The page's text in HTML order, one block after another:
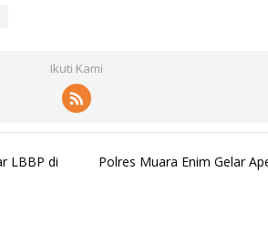
Ikuti Kami
LBBP di
Polres Muara Enim Gelar